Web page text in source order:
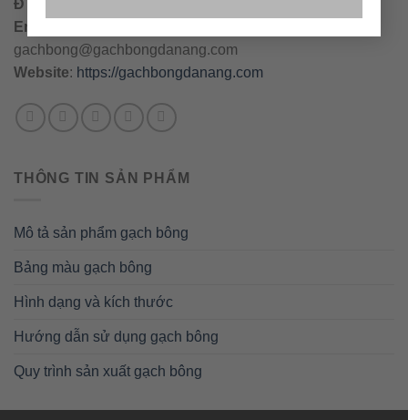
ĐT
Email
gachbong@gachbongdanang.com
Website: https://gachbongdanang.com
THÔNG TIN SẢN PHẨM
Mô tả sản phẩm gạch bông
Bảng màu gạch bông
Hình dạng và kích thước
Hướng dẫn sử dụng gạch bông
Quy trình sản xuất gạch bông